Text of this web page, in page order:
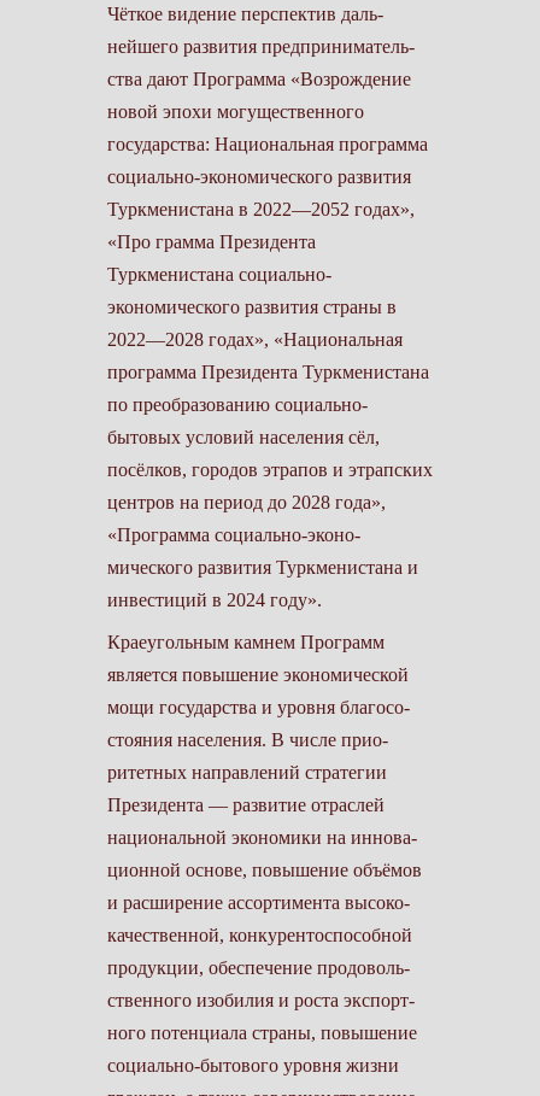
Чёткое видение перспектив даль­
нейшего развития предприниматель­
ства дают Программа «Возрождение
новой эпохи могущественного
государ­ства: Национальная программа
соци­ально-экономического развития
Турк­менистана в 2022—2052 годах»,
«Про грамма Президента
Туркменистана социально-
экономического развития страны в
2022—2028 годах», «Нацио­нальная
программа Президента Туркменистана
по преобразованию социально-
бытовых условий населе­ния сёл,
посёлков, городов этрапов и этрапских
центров на период до 2028 года»,
«Программа социально-эконо­
мического развития Туркменистана и
инвестиций в 2024 году».
Краеугольным камнем Программ
является повышение экономической
мощи государства и уровня благосо­
стояния населения. В числе прио­
ритетных направлений стратегии
Президента — развитие отраслей
национальной экономики на иннова­
ционной основе, повышение объёмов
и расширение ассортимента высоко­
качественной, конкурентоспособной
продукции, обеспечение продоволь­
ственного изобилия и роста экспорт­
ного потенциала страны, повышение
социально-бытового уровня жизни